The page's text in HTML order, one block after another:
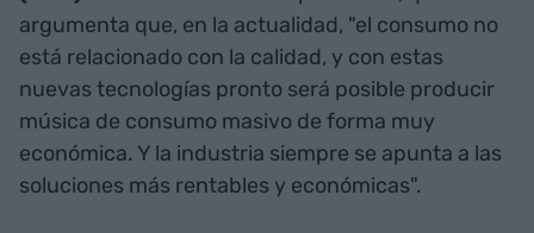
argumenta que, en la actualidad, "el consumo no
está relacionado con la calidad, y con estas
nuevas tecnologías pronto será posible producir
música de consumo masivo de forma muy
económica. Y la industria siempre se apunta a las
soluciones más rentables y económicas".